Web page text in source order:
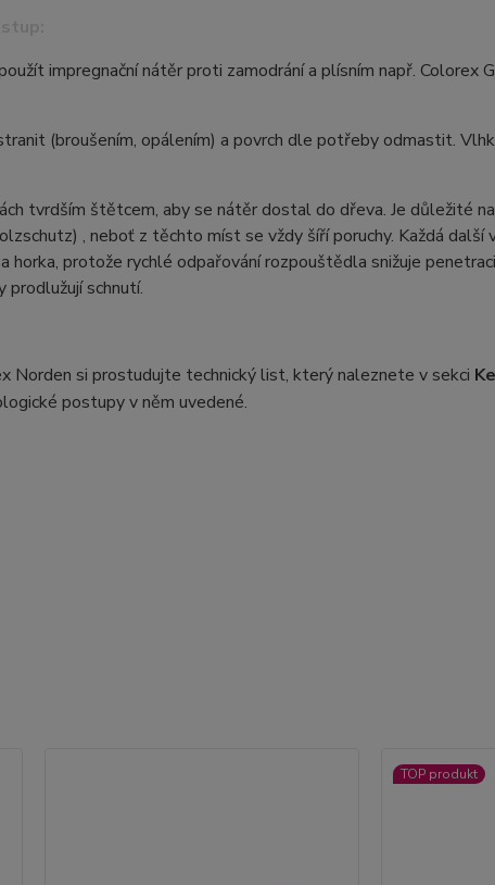
impregnační nátěr proti zamodrání a plísním např. Colorex
(broušením, opálením) a povrch dle potřeby odmastit.
tvrdším štětcem, aby se nátěr dostal do dřeva. Je důležité
, neboť z těchto míst se vždy šíří poruchy. Každá
horka, protože rychlé odpařování rozpouštědla snižuje
schnutí.
Norden si prostudujte technický list, který naleznete v sekci
postupy v něm uvedené.
TOP produkt